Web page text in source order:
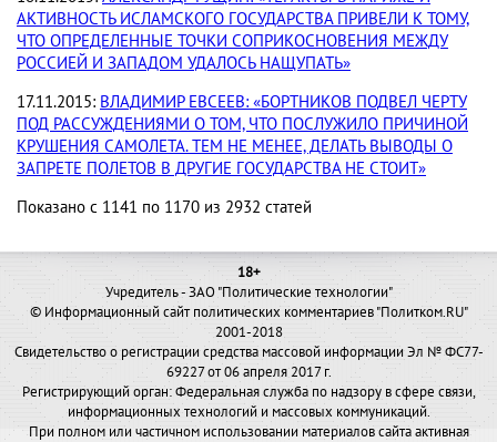
АКТИВНОСТЬ ИСЛАМСКОГО ГОСУДАРСТВА ПРИВЕЛИ К ТОМУ,
ЧТО ОПРЕДЕЛЕННЫЕ ТОЧКИ СОПРИКОСНОВЕНИЯ МЕЖДУ
РОССИЕЙ И ЗАПАДОМ УДАЛОСЬ НАЩУПАТЬ»
17.11.2015: ВЛАДИМИР ЕВСЕЕВ: «БОРТНИКОВ ПОДВЕЛ ЧЕРТУ
ПОД РАССУЖДЕНИЯМИ О ТОМ, ЧТО ПОСЛУЖИЛО ПРИЧИНОЙ
КРУШЕНИЯ САМОЛЕТА. ТЕМ НЕ МЕНЕЕ, ДЕЛАТЬ ВЫВОДЫ О
ЗАПРЕТЕ ПОЛЕТОВ В ДРУГИЕ ГОСУДАРСТВА НЕ СТОИТ»
Показано с 1141 по 1170 из 2932 статей
18+
Учредитель - ЗАО "Политические технологии"
© Информационный сайт политических комментариев "Политком.RU"
2001-2018
Свидетельство о регистрации средства массовой информации Эл № ФС77-
69227 от 06 апреля 2017 г.
Регистрирующий орган: Федеральная служба по надзору в сфере связи,
информационных технологий и массовых коммуникаций.
При полном или частичном использовании материалов сайта активная